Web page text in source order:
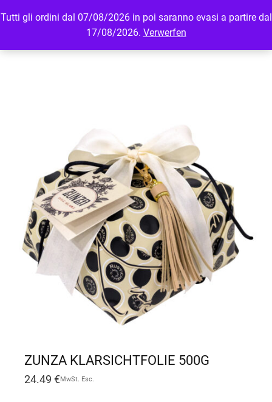
Tutti gli ordini dal 07/08/2026 in poi saranno evasi a partire dal
17/08/2026. Verwerfen
MENU LOGIN
ZUNZA KLARSICHTFOLIE 500G
24.49 €MwSt. Esc.